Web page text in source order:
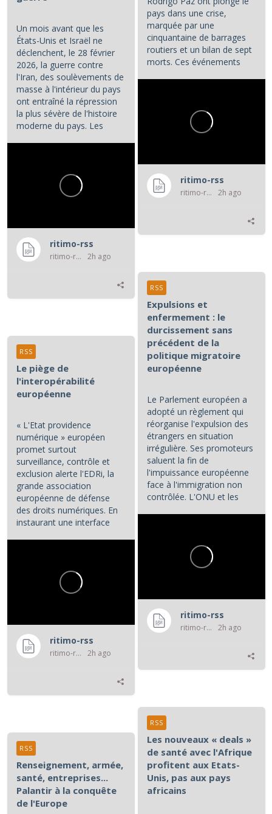
pays dans une crise,
marquée par une
cinquantaine de barrages
routiers et un bilan de sept
morts. Ces événements
ritimo-rss
ritimo-rss 2h ago
Un mois avant que les
États-Unis et Israël ne
déclenchent, le 28 février
2026, la guerre contre
l'Iran, des soulèvements de
masse à l'intérieur du pays
ont entraîné la répression
la plus sévère de l'histoire
moderne du pays. Les
ritimo-rss
ritimo-rss 2h ago
Expulsions et
enfermement : le
durcissement sans
précédent de la
politique migratoire
européenne
Le Parlement européen a
adopté un règlement qui
réorganise l'expulsion des
étrangers en situation
irrégulière. Ses promoteurs
saluent la fin de
l'impuissance européenne
face à l'immigration non
contrôlée. L'ONU et les
ritimo-rss
ritimo-rss 2h ago
RSS
Le piège de
l'interopérabilité
européenne
« L'Etat providence
numérique » européen
promet surtout
surveillance, contrôle et
exclusion alerte l'EDRi, la
grande association
européenne de défense
des droits numériques. En
instaurant une interface
ritimo-rss
ritimo-rss 2h ago
RSS
Les nouveaux « deals »
de santé avec l'Afrique
profitent aux Etats-
Unis, pas aux pays
africains
RSS
Renseignement, armée,
santé, entreprises...
Palantir à la conquête
de l'Europe
RSS